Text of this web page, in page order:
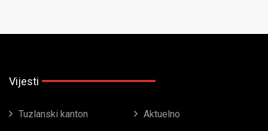
Vijesti
Tuzlanski kanton Aktuelno